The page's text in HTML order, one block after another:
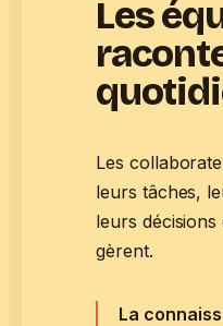
Les
Les
leurs tâches,
leurs décisions
gèrent.
La